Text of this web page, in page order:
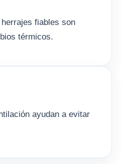
fiables son
térmicos.
ayudan a evitar